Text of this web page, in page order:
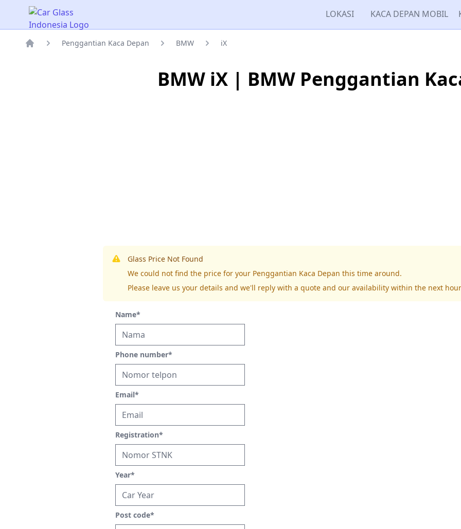
Car Glass Indonesia LOKASI KACA DEPAN MOBIL
Penggantian Kaca Depan BMW iX
BMW iX | BMW Penggantian
Glass Price Not Found
We could not find the price for your Penggantian Kaca Depan this time around.
Please leave us your details and we'll reply with a quote and our availability within the next
Name*
Phone number*
Email*
Registration*
Year*
Post code*